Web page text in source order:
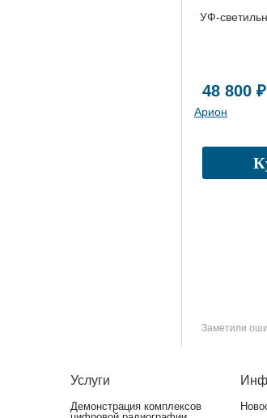
УФ-
48 800 ₽
Арион
Заметили
Услуги
Демонстрация комплексов